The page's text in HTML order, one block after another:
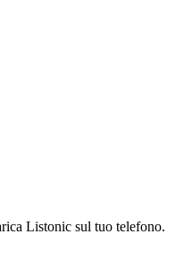
Listonic sul tuo telefono.